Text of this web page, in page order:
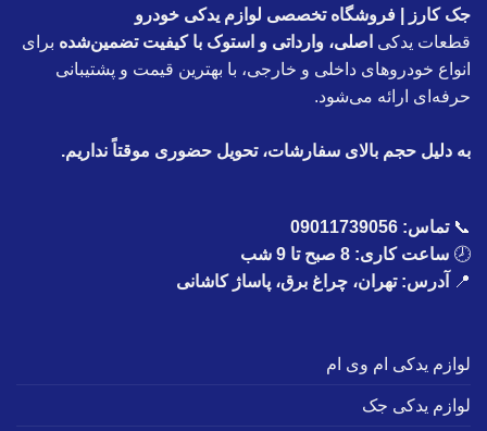
جک کارز | فروشگاه تخصصی لوازم یدکی خودرو
قطعات یدکی اصلی، وارداتی و استوک با کیفیت تضمین‌شده برای
انواع خودروهای داخلی و خارجی، با بهترین قیمت و پشتیبانی
حرفه‌ای ارائه می‌شود.
به دلیل حجم بالای سفارشات، تحویل حضوری موقتاً نداریم.
📞تماس: 09011739056
🕗 ساعت کاری: 8 صبح تا 9 شب
📍
آدرس: تهران، چراغ برق، پاساژ کاشانی
لوازم یدکی ام وی ام
لوازم یدکی جک